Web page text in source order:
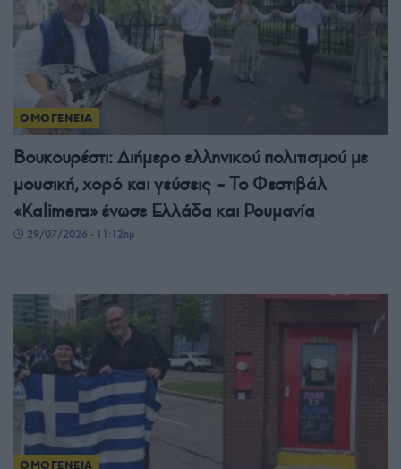
ΟΜΟΓΕΝΕΙΑ
Βουκουρέστι: Διήμερο ελληνικού πολιτισμού με
μουσική, χορό και γεύσεις – Το Φεστιβάλ
«Kalimera» ένωσε Ελλάδα και Ρουμανία
29/07/2026 - 11:12πμ
ΟΜΟΓΕΝΕΙΑ